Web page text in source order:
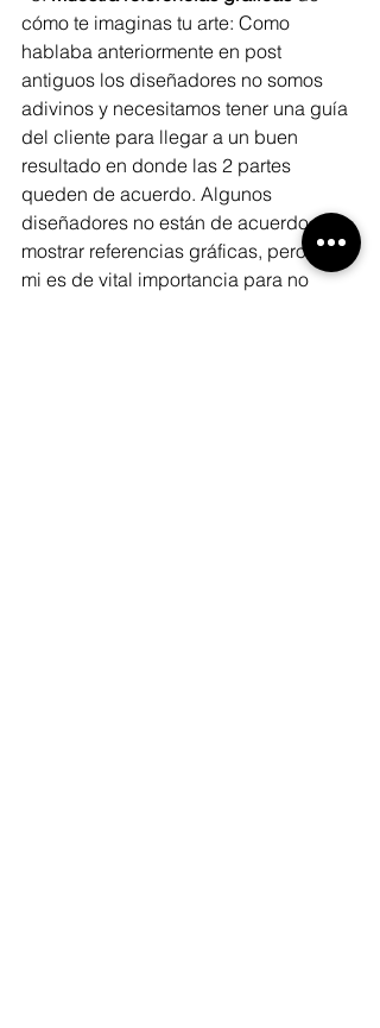
cómo te imaginas tu arte: Como
hablaba anteriormente en post
antiguos los diseñadores no somos
adivinos y necesitamos tener una guía
del cliente para llegar a un buen
resultado en donde las 2 partes
queden de acuerdo. Algunos
diseñadores no están de acuerdo con
mostrar referencias gráficas, pero para
mi es de vital importancia para no